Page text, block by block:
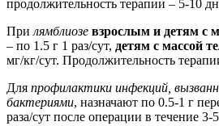
продолжительность терапии – 5-10
При лямблиозе взрослым и детям с
– по 1.5 г 1 раз/сут, детям с массой
мг/кг/сут. Продолжительность
Для профилактики инфекций,
бактериями, назначают по 0.5-1 г
раза/сут после операции в течение 3-